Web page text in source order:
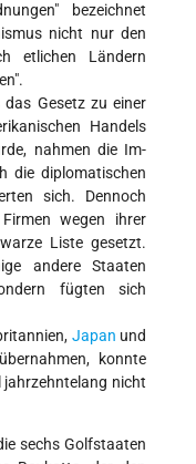
bezeichnet
nicht nur den
etlichen Ländern
Gesetz zu einer
Handels
nahmen die Im-
die diplomatischen
sich. Dennoch
wegen ihrer
Liste gesetzt.
andere Staaten
fügten sich
Japan und
konnte
nicht
sechs Golfstaaten